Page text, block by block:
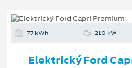
77 kWh 210 kW
Elektrický Ford